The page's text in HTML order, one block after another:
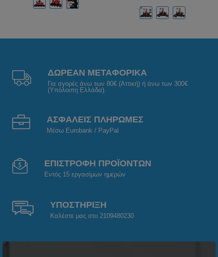
ΔΩΡΕΑΝ ΜΕΤΑΦΟΡΙΚΑ
Για αγορές άνω των 80€ (Αττική) ή άνω των 300€
(Υπόλοιπη Ελλάδα).
ΑΣΦΑΛΕΙΣ ΠΛΗΡΩΜΕΣ
Μέσω Eurobank / PayPal
ΕΠΙΣΤΡΟΦΗ ΠΡΟΪΟΝΤΩΝ
Εντός 15 εργασίμων ημερών
ΥΠΟΣΤΗΡΙΞΗ
Καλέστε μας στο 2109480230